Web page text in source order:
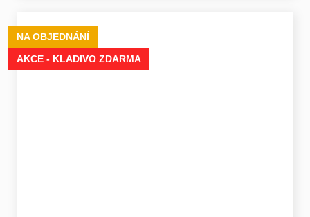
NA OBJEDNÁNÍ
AKCE - KLADIVO ZDARMA